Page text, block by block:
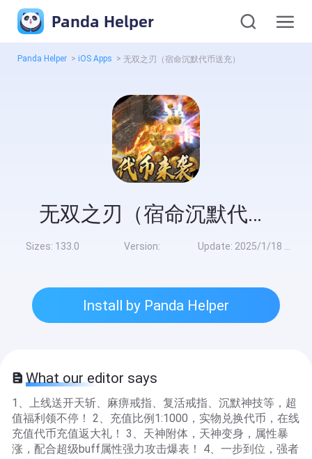
Panda Helper
Panda Helper > iOS Apps > 无双之刃（宿命沉默代币送充）
无双之刃（宿命沉默代币送充）
Sizes: 133.0 Version: Update: 2025/1/18 8:00:00
Install by Panda Helper
What our editor says
1、上线送开天斩、麻痹戒指、复活戒指、沉默神技等，超
值福利领不停！ 2、充值比例1:1000，实物兑换代币，在线
充值代币充值返大礼！ 3、天神附体，天神变身，属性暴
涨，配合超级buff属性强力攻击爆表！ 4、一步到位，强者